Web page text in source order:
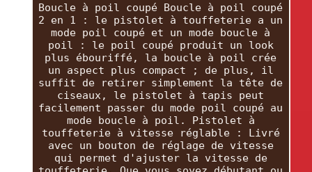
Boucle à poil coupé Boucle à poil coupé
2 en 1 : le pistolet à touffeterie a un
mode poil coupé et un mode boucle à
poil : le poil coupé produit un look
plus ébouriffé, la boucle à poil crée
un aspect plus compact ; de plus, il
suffit de retirer simplement la tête de
ciseaux, le pistolet à tapis peut
facilement passer du mode poil coupé au
mode boucle à poil. Pistolet à
touffeterie à vitesse réglable : Livré
avec un bouton de réglage de vitesse
qui permet d'ajuster la vitesse de